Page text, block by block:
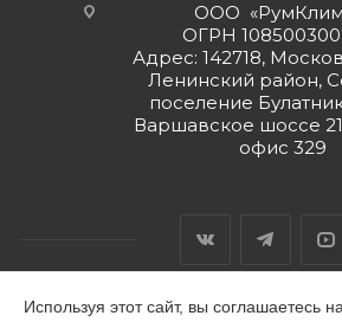
ООО
ОГРН
Адрес: 142718,
Ленинский район,
поселение
Варшавское шоссе 21
офис 329
Используя этот сайт, вы соглашаетесь